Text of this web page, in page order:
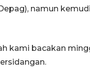
namun
kami bacakan